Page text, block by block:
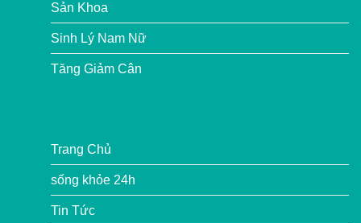
Sản Khoa
Sinh Lý Nam Nữ
Tăng Giảm Cân
Trang Chủ
sống khỏe 24h
Tin Tức